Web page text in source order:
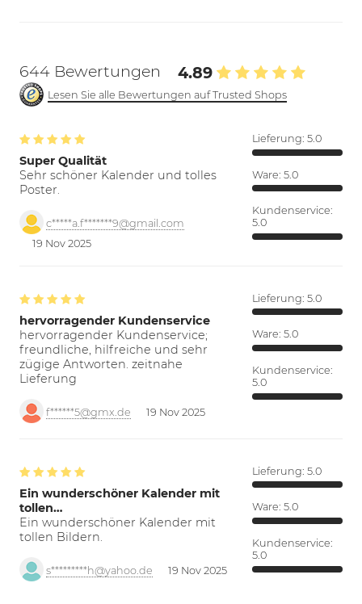
644 Bewertungen 4.89
Lesen Sie alle Bewertungen auf Trusted Shops
Super Qualität
Sehr schöner Kalender und tolles
Poster.
c*****a.f*******9@gmail.com
19 Nov 2025
Lieferung: 5.0
Ware: 5.0
Kundenservice:
5.0
hervorragender Kundenservice
hervorragender Kundenservice;
freundliche, hilfreiche und sehr
zügige Antworten. zeitnahe
Lieferung
f******5@gmx.de 19 Nov 2025
Lieferung: 5.0
Ware: 5.0
Kundenservice:
5.0
Ein wunderschöner Kalender mit
tollen…
Ein wunderschöner Kalender mit
tollen Bildern.
s*********h@yahoo.de 19 Nov 2025
Lieferung: 5.0
Ware: 5.0
Kundenservice:
5.0